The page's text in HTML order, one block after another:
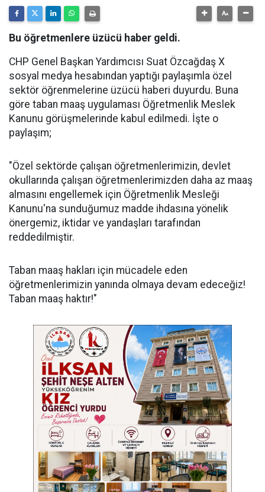
Bu öğretmenlere üzücü haber geldi.
CHP Genel Başkan Yardımcısı Suat Özcağdaş X
sosyal medya hesabından yaptığı paylaşımla özel
sektör öğrenmelerine üzücü haberi duyurdu. Buna
göre taban maaş uygulaması Öğretmenlik Meslek
Kanunu görüşmelerinde kabul edilmedi. İşte o
paylaşım;
"Özel sektörde çalışan öğretmenlerimizin, devlet
okullarında çalışan öğretmenlerimizden daha az maaş
almasını engellemek için Öğretmenlik Mesleği
Kanunu'na sunduğumuz madde ihdasına yönelik
önergemiz, iktidar ve yandaşları tarafından
reddedilmiştir.
Taban maaş hakları için mücadele eden
öğretmenlerimizin yanında olmaya devam edeceğiz!
Taban maaş haktır!"